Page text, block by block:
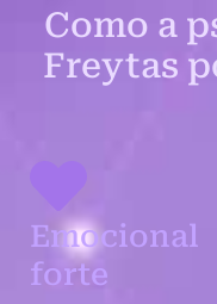
Como a
Freytas
Emocional
forte